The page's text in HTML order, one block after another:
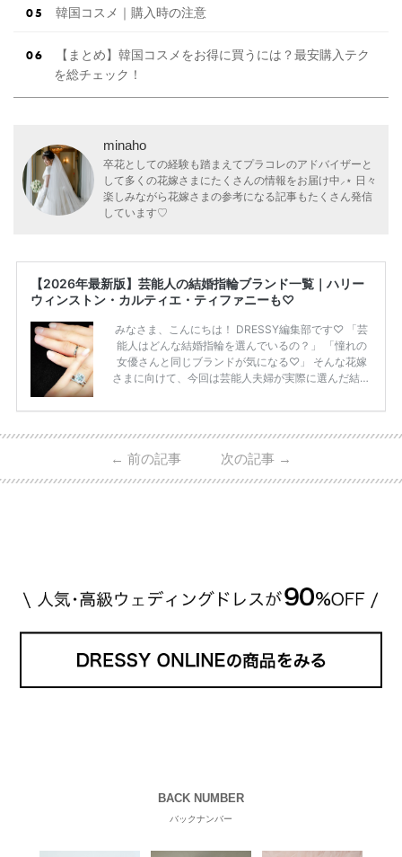
韓国コスメ｜購入時の注意
【まとめ】韓国コスメをお得に買うには？最安購入テク
を総チェック！
minaho
卒花としての経験も踏まえてプラコレのアドバイザーと
して多くの花嫁さまにたくさんの情報をお届け中⸝⋆ 日々
楽しみながら花嫁さまの参考になる記事もたくさん発信
しています♡
【2026年最新版】芸能人の結婚指輪ブランド一覧｜ハリー
ウィンストン・カルティエ・ティファニーも♡
みなさま、こんにちは！ DRESSY編集部です♡ 「芸
能人はどんな結婚指輪を選んでいるの？」 「憧れの
女優さんと同じブランドが気になる♡」 そんな花嫁
さまに向けて、今回は芸能人夫婦が実際に選んだ結婚
ーウィンストンやカルティエ、ティファニーなど世界
日本で人気のブランドまで幅広くご紹介。 さらに、
・愛用している芸能人夫婦 ・リングの特徴や魅力 ・
← 前の記事 次の記事 →
BACK NUMBER
バックナンバー